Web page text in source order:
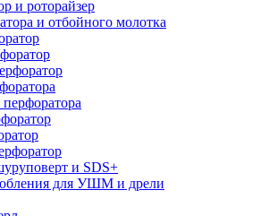
и роторайзер
и отбойного молотка
и SDS+
для УШМ и дрели